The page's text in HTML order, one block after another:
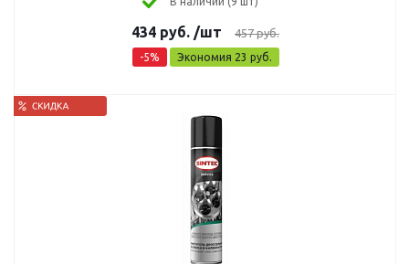
434 руб. /шт 457руб.
-5% Экономия 23 руб.